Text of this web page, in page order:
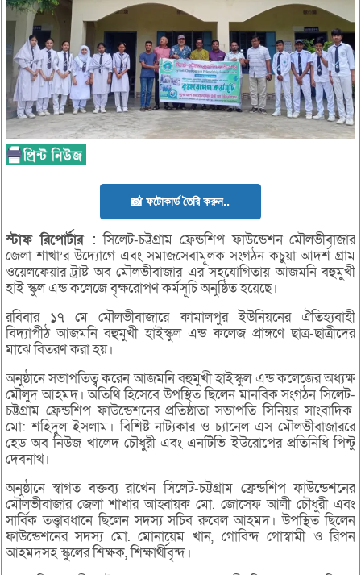
📸 ফটোকার্ড তৈরি করুন..
স্টাফরিপোর্টার : সিলেট-চট্টগ্রাম ফ্রেন্ডশিপ ফাউন্ডেশন মৌলভীবাজার
জেলা শাখা’র উদ্যোগে এবং সমাজসেবামূলক সংগঠন কচুয়া আদর্শ গ্রাম
ওয়েলফেয়ার ট্রাষ্ট অব মৌলভীবাজার এর সহযোগিতায় আজমনি বহুমুখী
হাই স্কুল এন্ড কলেজে বৃক্ষরোপণ কর্মসূচি অনুষ্ঠিত হয়েছে।
রবিবার ১৭ মে মৌলভীবাজারে কামালপুর ইউনিয়নের ঐতিহ্যবাহী
বিদ্যাপীঠ আজমনি বহুমুখী হাইস্কুল এন্ড কলেজ প্রাঙ্গণে ছাত্র-ছাত্রীদের
মাঝে বিতরণ করা হয়।
অনুষ্ঠানে সভাপতিত্ব করেন আজমনি বহুমুখী হাইস্কুল এন্ড কলেজের অধ্যক্ষ
মৌলুদ আহমদ। অতিথি হিসেবে উপস্থিত ছিলেন মানবিক সংগঠন সিলেট-
চট্টগ্রাম ফ্রেন্ডশিপ ফাউন্ডেশনের প্রতিষ্ঠাতা সভাপতি সিনিয়র সাংবাদিক
মো: শহিদুল ইসলাম। বিশিষ্ট নাট্যকার ও চ্যানেল এস মৌলভীবাজাররে
হেড অব নিউজ খালেদ চৌধুরী এবং এনটিভি ইউরোপের প্রতিনিধি পিন্টু
দেবনাথ।
অনুষ্ঠানে স্বাগত বক্তব্য রাখেন সিলেট-চট্টগ্রাম ফ্রেন্ডশিপ ফাউন্ডেশনের
মৌলভীবাজার জেলা শাখার আহ্বায়ক মো. জোসেফ আলী চৌধুরী এবং
সার্বিক তত্ত্বাবধানে ছিলেন সদস্য সচিব রুবেল আহমদ। উপস্থিত ছিলেন
ফাউন্ডেশনের সদস্য মো. মোনায়েম খান, গোবিন্দ গোস্বামী ও রিপন
আহমদসহ স্কুলের শিক্ষক, শিক্ষার্থীবৃন্দ।